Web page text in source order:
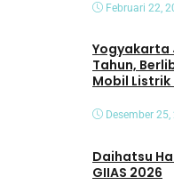
Februari 22,
Yogyakarta
Tahun,
Mobil
Desember
Daihatsu Hadirkan
GIIAS 2026